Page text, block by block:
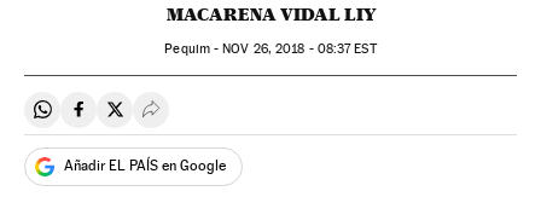
MACARENA VIDAL LIY
Pequim -NOV 26, 2018 - 08:37EST
Compartir en Whatsapp
Compartir en Facebook
Compartir en Twitter
Desplegar Redes Sociales
Añadir EL PAÍS en Google